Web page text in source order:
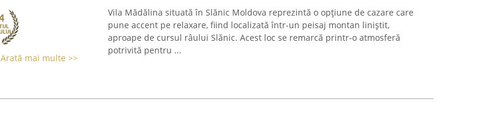
Arată mai multe >>
Vila Mădălina situată în Slănic Moldova reprezintă o opțiune de cazare care
pune accent pe relaxare, fiind localizată într-un peisaj montan liniștit,
aproape de cursul râului Slănic. Acest loc se remarcă printr-o atmosferă
potrivită pentru ...